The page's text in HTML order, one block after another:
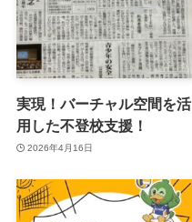
実現！バーチャル空間を活
用した不登校支援！
2026年4月16日